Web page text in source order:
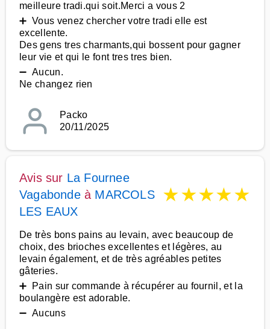
meilleure tradi.qui soit.Merci a vous 2
➕ Vous venez chercher votre tradi elle est
excellente.
Des gens tres charmants,qui bossent pour gagner
leur vie et qui le font tres tres bien.
➖ Aucun.
Ne changez rien
Packo
20/11/2025
Avis sur La Fournee
Vagabondeà MARCOLS
LES EAUX
★★★★★
De très bons pains au levain, avec beaucoup de
choix, des brioches excellentes et légères, au
levain également, et de très agréables petites
gâteries.
➕ Pain sur commande à récupérer au fournil, et la
boulangère est adorable.
➖ Aucuns